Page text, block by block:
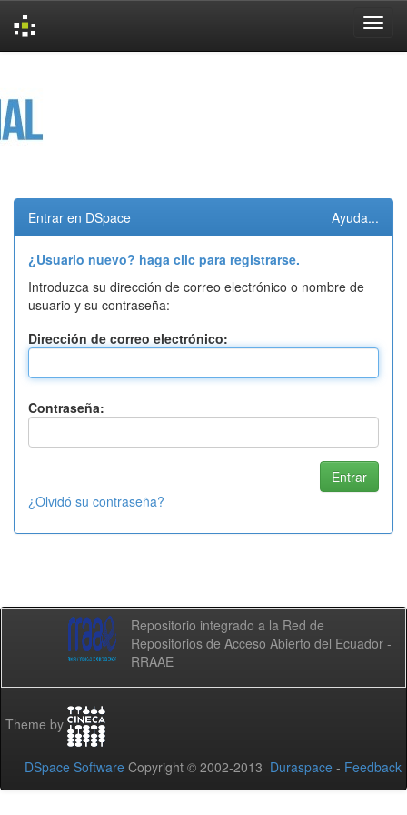
Entrar en DSpace Ayuda...
¿Usuario nuevo? haga clic para registrarse.
Introduzca su dirección de correo electrónico o nombre de
usuario y su contraseña:
Dirección de correo electrónico:
Contraseña:
¿Olvidó su contraseña?
Repositorio integrado a la Red de
Repositorios de Acceso Abierto del Ecuador -
RRAAE
Theme by
DSpace Software Copyright © 2002-2013 Duraspace - Feedback